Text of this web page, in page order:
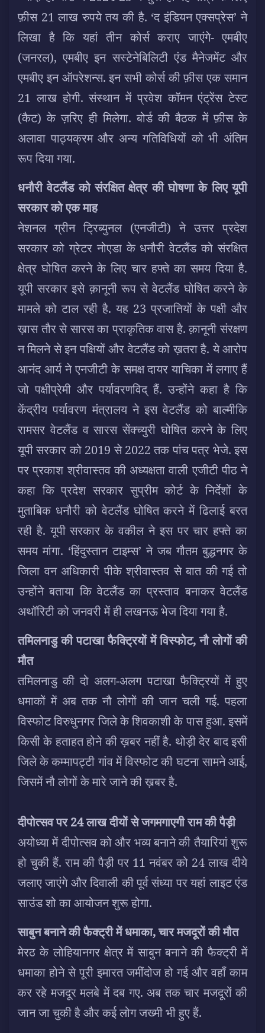
फ़ीस 21 लाख रुपये तय की है. ‘द इंडियन एक्सप्रेस’ ने
लिखा है कि यहां तीन कोर्स कराए जाएंगे- एमबीए
(जनरल), एमबीए इन सस्टेनेबिलिटी एंड मैनेजमेंट और
एमबीए इन ऑपरेशन्स. इन सभी कोर्स की फ़ीस एक समान
21 लाख होगी. संस्थान में प्रवेश कॉमन एंट्रेंस टेस्ट
(कैट) के ज़रिए ही मिलेगा. बोर्ड की बैठक में फ़ीस के
अलावा पाठ्यक्रम और अन्य गतिविधियों को भी अंतिम
रूप दिया गया.
धनौरी वेटलैंड को संरक्षित क्षेत्र की घोषणा के लिए यूपी
सरकार को एक माह
नेशनल ग्रीन ट्रिब्युनल (एनजीटी) ने उत्तर प्रदेश
सरकार को ग्रेटर नोएडा के धनौरी वेटलैंड को संरक्षित
क्षेत्र घोषित करने के लिए चार हफ्ते का समय दिया है.
यूपी सरकार इसे क़ानूनी रूप से वेटलैंड घोषित करने के
मामले को टाल रही है. यह 23 प्रजातियों के पक्षी और
ख़ास तौर से सारस का प्राकृतिक वास है. क़ानूनी संरक्षण
न मिलने से इन पक्षियों और वेटलैंड को ख़तरा है. ये आरोप
आनंद आर्य ने एनजीटी के समक्ष दायर याचिका में लगाए हैं
जो पक्षीप्रेमी और पर्यावरणविद् हैं. उन्होंने कहा है कि
केंद्रीय पर्यावरण मंत्रालय ने इस वेटलैंड को बाल्मीकि
रामसर वेटलैंड व सारस सेंक्च्युरी घोषित करने के लिए
यूपी सरकार को 2019 से 2022 तक पांच पत्र भेजे. इस
पर प्रकाश श्रीवास्तव की अध्यक्षता वाली एजीटी पीठ ने
कहा कि प्रदेश सरकार सुप्रीम कोर्ट के निर्देशों के
मुताबिक धनौरी को वेटलैंड घोषित करने में ढिलाई बरत
रही है. यूपी सरकार के वकील ने इस पर चार हफ्ते का
समय मांगा. ‘हिंदुस्तान टाइम्स’ ने जब गौतम बुद्धनगर के
जिला वन अधिकारी पीके श्रीवास्तव से बात की गई तो
उन्होंने बताया कि वेटलैंड का प्रस्ताव बनाकर वेटलैंड
अथॉरिटी को जनवरी में ही लखनऊ भेज दिया गया है.
तमिलनाडु की पटाखा फैक्ट्रियों में विस्फोट, नौ लोगों की
मौत
तमिलनाडु की दो अलग-अलग पटाखा फैक्ट्रियों में हुए
धमाकों में अब तक नौ लोगों की जान चली गई. पहला
विस्फोट विरुधुनगर जिले के शिवकाशी के पास हुआ. इसमें
किसी के हताहत होने की ख़बर नहीं है. थोड़ी देर बाद इसी
जिले के कम्मापट्टी गांव में विस्फोट की घटना सामने आई,
जिसमें नौ लोगों के मारे जाने की ख़बर है.
दीपोत्सव पर 24 लाख दीयों से जगमगाएगी राम की पैड़ी
अयोध्या में दीपोत्सव को और भव्य बनाने की तैयारियां शुरू
हो चुकी हैं. राम की पैड़ी पर 11 नवंबर को 24 लाख दीये
जलाए जाएंगे और दिवाली की पूर्व संध्या पर यहां लाइट एंड
साउंड शो का आयोजन शुरू होगा.
साबुन बनाने की फैक्ट्री में धमाका, चार मजदूरों की मौत
मेरठ के लोहियानगर क्षेत्र में साबुन बनाने की फैक्ट्री में
धमाका होने से पूरी इमारत जमींदोज हो गई और वहाँ काम
कर रहे मजदूर मलबे में दब गए. अब तक चार मजदूरों की
जान जा चुकी है और कई लोग जख्मी भी हुए हैं.